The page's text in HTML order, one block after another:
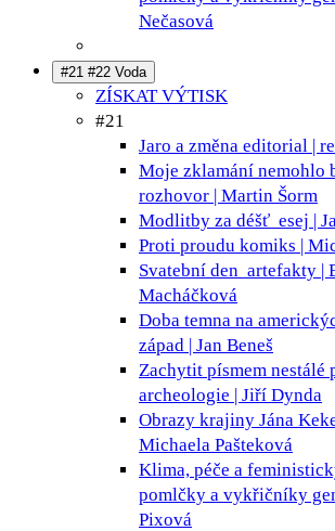
Nečasová
#21 #22 Voda
ZÍSKAT VÝTISK
#21
Jaro a změna editorial |
Moje zklamání nemohlo
rozhovor | Martin Šorm
Modlitby za déšť esej |
Proti proudu komiks |
Svatební den artefakty |
Macháčková
Doba temna na
západ | Jan Beneš
Zachytit písmem nestálé
archeologie | Jiří Dynda
Obrazy krajiny Jána
Michaela Pašteková
Klima, péče a
pomlčky a vykřičníky
Pixová